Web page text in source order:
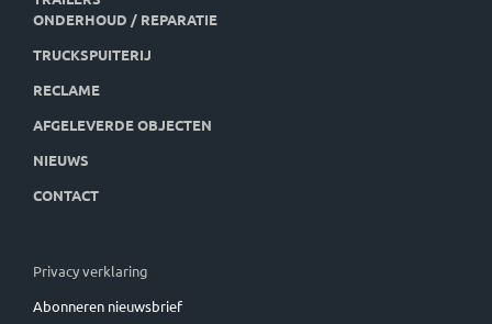
ONDERHOUD / REPARATIE
TRUCKSPUITERIJ
RECLAME
AFGELEVERDE OBJECTEN
NIEUWS
CONTACT
Privacy verklaring
Abonneren nieuwsbrief